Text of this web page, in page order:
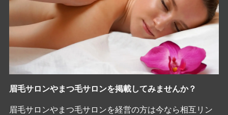
眉毛サロンやまつ毛サロンを掲載してみませんか？
眉毛サロンやまつ毛サロンを経営の方は今なら相互リン